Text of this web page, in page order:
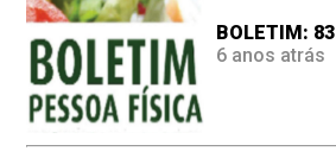
BOLETIM: 83
6 anos atrás